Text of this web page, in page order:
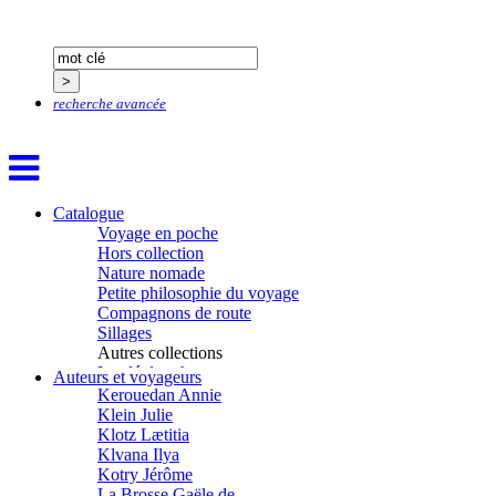
recherche avancée
Catalogue
Voyage en poche
Hors collection
Nature nomade
Petite philosophie du voyage
Compagnons de route
Sillages
Autres collections
La clé des champs
Chemins d’étoiles
Visions
Auteurs et voyageurs
Guillemot Agnès
Guillotel Pierre-Antoine
Guyon Élizabeth
Haegy Jean-Marie
Heimburger Mario
Hervouët Tifenn
Houdaille Christophe
Hussain Fawaz
Hussenet Emmanuel
Imhof Valentine
Jacq Marie-Claire
Jallade Sébastien
Janichon Gérard
Kerouedan Annie
Klein Julie
Klotz Lætitia
Klvana Ilya
Kotry Jérôme